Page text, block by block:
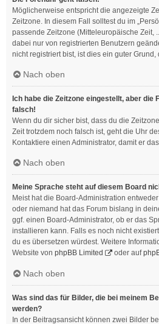
Möglicherweise entspricht die angezeigte
Zeitzone. In diesem Fall solltest du im
passende Zeitzone (Mitteleuropäische Zeit,
dabei nur von registrierten Benutzern
nicht registriert bist, ist dies ein guter Grund,
Nach oben
Ich habe die Zeitzone eingestellt, aber die
falsch!
Wenn du dir sicher bist, dass du die
Zeit trotzdem noch falsch ist, geht die Uhr
Kontaktiere einen Administrator, damit er
Nach oben
Meine Sprache steht auf diesem Board
Meist hat die Board-Administration
oder niemand hat das Forum bislang in
ggf. einen Board-Administrator, ob er das
installieren kann. Falls es noch nicht
du es übersetzen würdest. Weitere
Website von phpBB Limited oder auf
Nach oben
Was sind das für Bilder, die bei meinem
werden?
In der Beitragsansicht können zwei Bilder